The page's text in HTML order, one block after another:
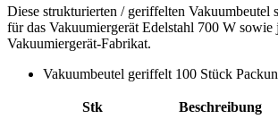
Diese strukturierten / geriffelten Vakuumbeutel
für das Vakuumiergerät Edelstahl 700 W sowie
Vakuumiergerät-Fabrikat.
Vakuumbeutel geriffelt 100 Stück
Stk Beschreibung